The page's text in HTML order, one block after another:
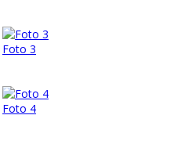
Foto 3
Foto 4